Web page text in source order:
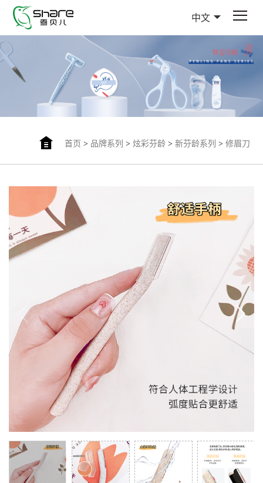
中文
首页 > 品牌系列 > 炫彩芬龄> 新芬龄系列 > 修眉刀